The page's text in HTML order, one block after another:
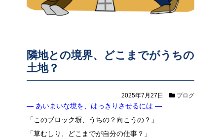
隣地との境界、どこまでがうちの
土地？
2025年7月27日 ブログ
― あいまいな境を、はっきりさせるには ―
「このブロック塀、うちの？向こうの？」
「草むしり、どこまでが自分の仕事？」